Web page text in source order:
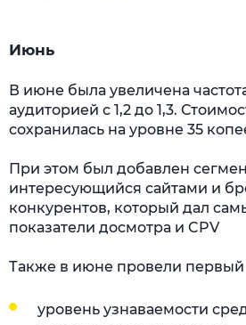
Июнь
В июне была увеличена
аудиторией с 1,2 до 1,3.
сохранилась на уровне 35
При этом был добавлен
интересующийся сайтами и
конкурентов, который дал
показатели досмотра и CPV
Также в июне провели
уровень узнаваемости